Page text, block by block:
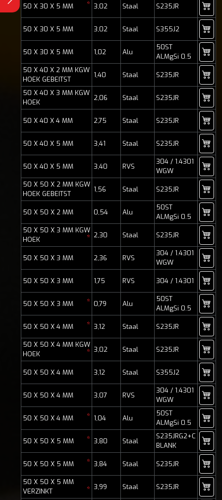
50 X 30 X 5 MM * 3,02 Staal S235JR
50 X 30 X 5 MM 3,02 Staal S355J2
50 X 30 X 5 MM 1,02 Alu
50ST
ALMgSi 0.5
50 X 40 X 2 MM KGW
HOEK GEBEITST
1,40 Staal S235JR
50 X 40 X 3 MM KGW
HOEK
2,06 Staal S235JR
50 X 40 X 4 MM 2,75 Staal S235JR
50 X 40 X 5 MM 3,41 Staal S235JR
50 X 40 X 5 MM 3,40 RVS
304 / 1.4301
WGW
50 X 50 X 2 MM KGW
HOEK GEBEITST
1,56 Staal S235JR
50 X 50 X 2 MM 0,54 Alu
50ST
ALMgSi 0.5
50 X 50 X 3 MM KGW
HOEK
* 2,30 Staal S235JR
50 X 50 X 3 MM 2,36 RVS
304 / 1.4301
WGW
50 X 50 X 3 MM 1,75 RVS 304 / 1.4301
50 X 50 X 3 MM * 0,79 Alu
50ST
ALMgSi 0.5
50 X 50 X 4 MM * 3,12 Staal S235JR
50 X 50 X 4 MM KGW
HOEK
* 3,02 Staal S235JR
50 X 50 X 4 MM 3,12 Staal S355J2
50 X 50 X 4 MM 3,07 RVS
304 / 1.4301
WGW
50 X 50 X 4 MM * 1,04 Alu
50ST
ALMgSi 0.5
50 X 50 X 5 MM * 3,80 Staal
S235JRG2+C
BLANK
50 X 50 X 5 MM * 3,84 Staal S235JR
50 X 50 X 5 MM
VERZINKT
* 3,99 Staal S235JR